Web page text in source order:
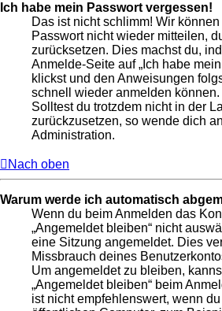
Ich habe mein Passwort vergessen!
Das ist nicht schlimm! Wir
Passwort nicht wieder mitteilen,
zurücksetzen. Dies machst du,
Anmelde-Seite auf „Ich habe
klickst und den Anweisungen
schnell wieder anmelden können.
Solltest du trotzdem nicht in der
zurückzusetzen, so wende dich
Administration.
Nach oben
Warum werde ich automatisch
Wenn du beim Anmelden das
„Angemeldet bleiben“ nicht
eine Sitzung angemeldet. Dies
Missbrauch deines
Um angemeldet zu bleiben,
„Angemeldet bleiben“ beim
ist nicht empfehlenswert, wenn